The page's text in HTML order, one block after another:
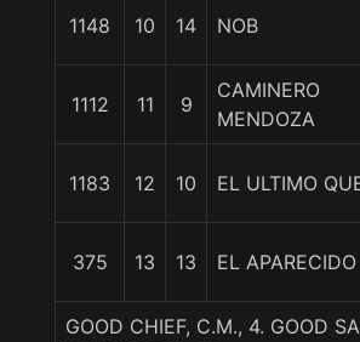
1148 10 14 NOB
1112 11 9
CAMINERO
MENDOZA
1183 12 10 EL ULTIMO
375 13 13 EL APARECIDO
GOOD CHIEF, C.M., 4. GOOD